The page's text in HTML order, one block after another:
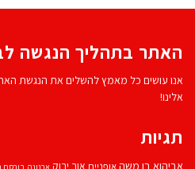
האתר בתהליך הנגשה
אנו עושים כל מאמץ להשלים את הנגשת
אלינו!
תגיות
אביהוא בן משהאופניים אור ירוק ארנונה בורסת